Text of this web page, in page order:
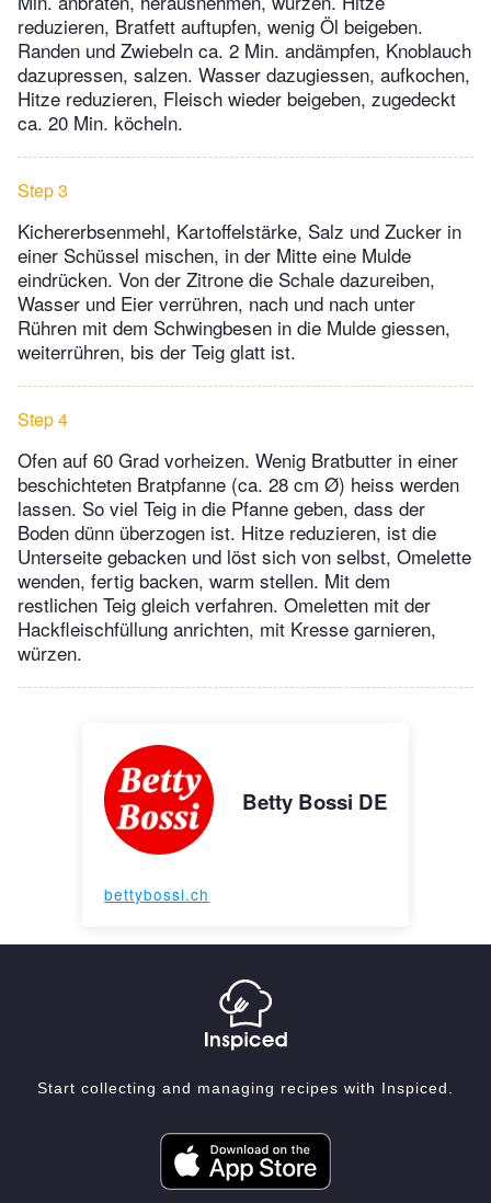
reduzieren, Bratfett auftupfen, wenig Öl beigeben.
Randen und Zwiebeln ca. 2 Min. andämpfen, Knoblauch
dazupressen, salzen. Wasser dazugiessen, aufkochen,
Hitze reduzieren, Fleisch wieder beigeben, zugedeckt
ca. 20 Min. köcheln.
Step 3
Kichererbsenmehl, Kartoffelstärke, Salz und Zucker in
einer Schüssel mischen, in der Mitte eine Mulde
eindrücken. Von der Zitrone die Schale dazureiben,
Wasser und Eier verrühren, nach und nach unter
Rühren mit dem Schwingbesen in die Mulde giessen,
weiterrühren, bis der Teig glatt ist.
Step 4
Ofen auf 60 Grad vorheizen. Wenig Bratbutter in einer
beschichteten Bratpfanne (ca. 28 cm Ø) heiss werden
lassen. So viel Teig in die Pfanne geben, dass der
Boden dünn überzogen ist. Hitze reduzieren, ist die
Unterseite gebacken und löst sich von selbst, Omelette
wenden, fertig backen, warm stellen. Mit dem
restlichen Teig gleich verfahren. Omeletten mit der
Hackfleischfüllung anrichten, mit Kresse garnieren,
würzen.
Betty Bossi DE
bettybossi.ch
Start collecting and managing recipes with Inspiced.